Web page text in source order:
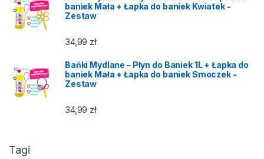
baniek Mała + Łapka do baniek Kwiatek -
Zestaw
34,99 zł
Bańki Mydlane – Płyn do Baniek 1L + Łapka do
baniek Mała + Łapka do baniek Smoczek -
Zestaw
34,99 zł
Tagi